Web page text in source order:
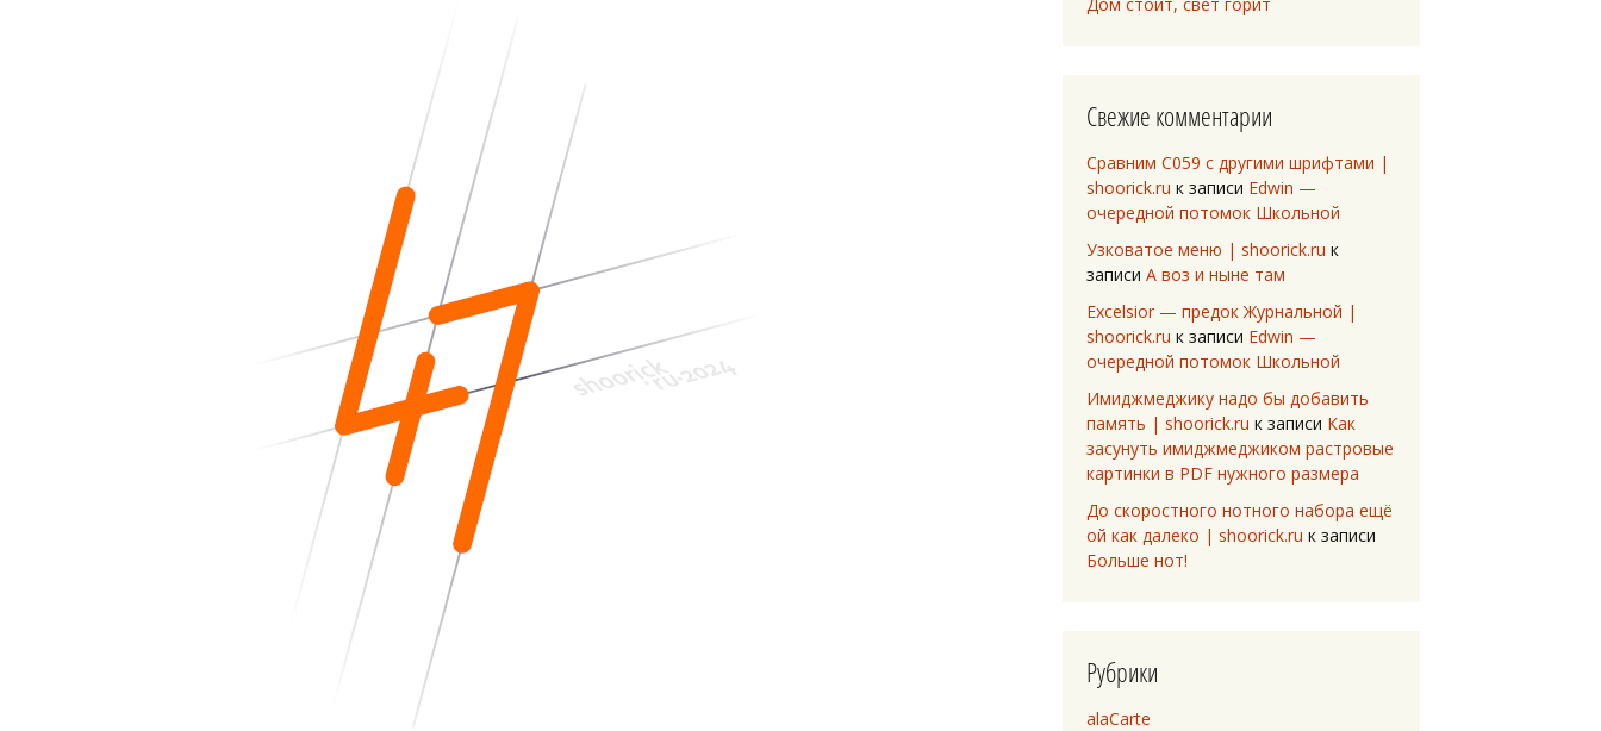
Свежие комментарии
Сравним C059 с другими шрифтами |
shoorick.ru к записи Edwin —
очередной потомок Школьной
Узковатое меню | shoorick.ru к
записи А воз и ныне там
Excelsior — предок Журнальной |
shoorick.ru к записи Edwin —
очередной потомок Школьной
Имиджмеджику надо бы добавить
память | shoorick.ru к записи Как
засунуть имиджмеджиком растровые
картинки в PDF нужного размера
До скоростного нотного набора ещё
ой как далеко | shoorick.ru к записи
Больше нот!
Рубрики
alaCarte